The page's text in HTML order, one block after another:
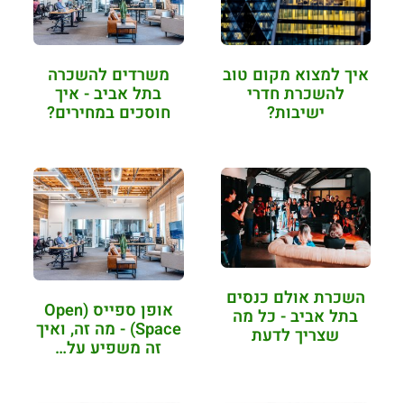
איך למצוא מקום טוב
להשכרת חדרי
ישיבות?
משרדים להשכרה
בתל אביב - איך
חוסכים במחירים?
השכרת אולם כנסים
בתל אביב - כל מה
שצריך לדעת
אופן ספייס (Open
Space) - מה זה, ואיך
זה משפיע על…